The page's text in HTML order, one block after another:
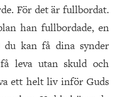
För det är fullbordat.
han fullbordade, en
kan få dina synder
leva utan skuld och
ett helt liv inför Guds